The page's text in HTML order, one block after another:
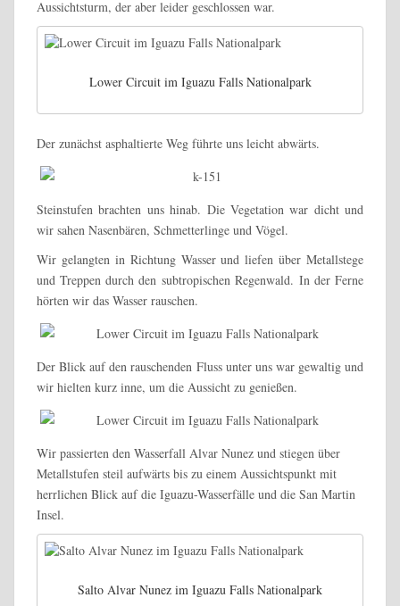
Aussichtsturm, der aber leider geschlossen war.
Lower Circuit im Iguazu Falls Nationalpark
Der zunächst asphaltierte Weg führte uns leicht abwärts.
Steinstufen brachten uns hinab. Die Vegetation war dicht und
wir sahen Nasenbären, Schmetterlinge und Vögel.
Wir gelangten in Richtung Wasser und liefen über Metallstege
und Treppen durch den subtropischen Regenwald. In der Ferne
hörten wir das Wasser rauschen.
Der Blick auf den rauschenden Fluss unter uns war gewaltig und
wir hielten kurz inne, um die Aussicht zu genießen.
Wir passierten den Wasserfall Alvar Nunez und stiegen über
Metallstufen steil aufwärts bis zu einem Aussichtspunkt mit
herrlichen Blick auf die Iguazu-Wasserfälle und die San Martin
Insel.
Salto Alvar Nunez im Iguazu Falls Nationalpark